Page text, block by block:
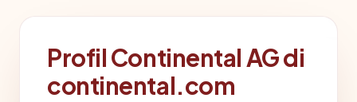
Profil Continental AG di
continental.com